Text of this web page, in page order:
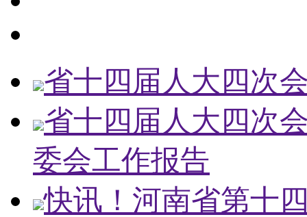
省十四届人大四次
省十四届人大四次
委会工作报告
快讯！河南省第十